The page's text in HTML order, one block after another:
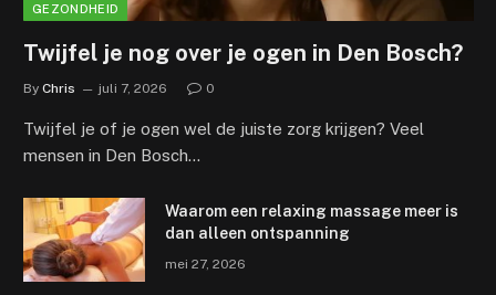
GEZONDHEID
Twijfel je nog over je ogen in Den Bosch?
By Chris juli 7, 2026 0
Twijfel je of je ogen wel de juiste zorg krijgen? Veel
mensen in Den Bosch…
Waarom een relaxing massage meer is
dan alleen ontspanning
mei 27, 2026